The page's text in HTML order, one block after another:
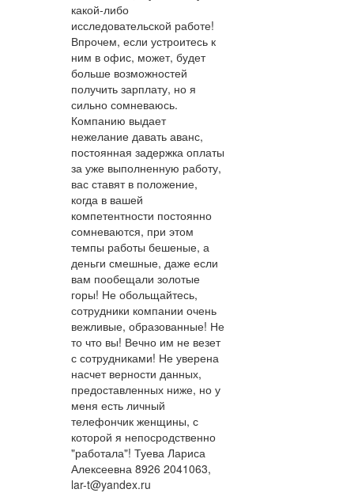
какой-либо
исследовательской работе!
Впрочем, если устроитесь к
ним в офис, может, будет
больше возможностей
получить зарплату, но я
сильно сомневаюсь.
Компанию выдает
нежелание давать аванс,
постоянная задержка оплаты
за уже выполненную работу,
вас ставят в положение,
когда в вашей
компетентности постоянно
сомневаются, при этом
темпы работы бешеные, а
деньги смешные, даже если
вам пообещали золотые
горы! Не обольщайтесь,
сотрудники компании очень
вежливые, образованные! Не
то что вы! Вечно им не везет
с сотрудниками! Не уверена
насчет верности данных,
предоставленных ниже, но у
меня есть личный
телефончик женщины, с
которой я непосродственно
"работала"! Туева Лариса
Алексеевна 8926 2041063,
lar-t@yandex.ru